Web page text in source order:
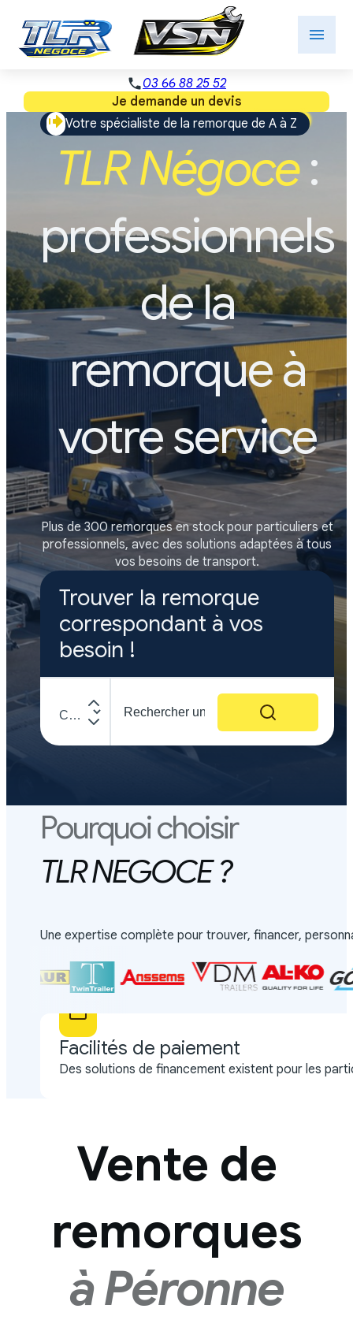
menu
phone03 66 88 25 52
Je demande un devis
Votre spécialiste de la remorque de A à Z
TLR Négoce:
professionnels
de la
remorque à
votre service
Plus de 300 remorques en stock pour particuliers et
professionnels,avec des solutions adaptées à tous
vos besoins de transport.
Trouver la remorque
correspondant à vos
besoin !
Pourquoi choisir
TLR NEGOCE ?
Une expertise complète pour trouver, financer,
Facilités de paiement
Des solutions de financement existent pour les
Vente de
remorques
à Péronne